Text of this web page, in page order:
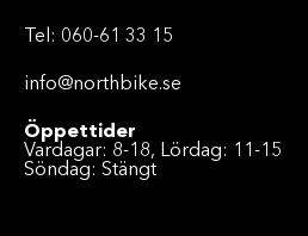
Tel: 060-61 33 15
info@northbike.se
Öppettider
Vardagar: 8-18, Lördag: 11-15
Söndag: Stängt